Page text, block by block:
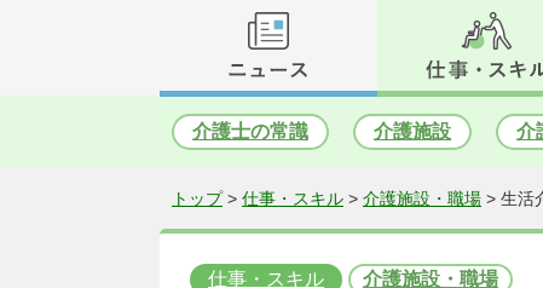
介護士の常識 介護施設 介
トップ> 仕事・スキル > 介護施設・職場 > 生活
仕事・スキル 介護施設・職場